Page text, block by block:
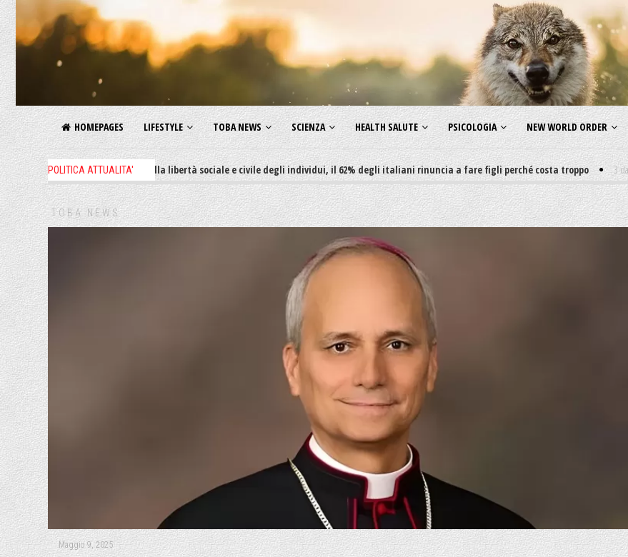
HOMEPAGES LIFESTYLE TOBA NEWS SCIENZA HEALTH SALUTE PSICOLOGIA NEW WORLD ORDER
POLITICA ATTUALITA'
e decreti restrittivi della libertà sociale e civile degli individui, il 62% degli italiani rinuncia a fare figli perché costa troppo 3 days ago
TOBA NEWS
Maggio 9, 2025